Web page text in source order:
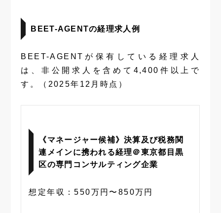
BEET-AGENTの経理求人例
BEET-AGENTが保有している経理求人
は、非公開求人を含めて4,400件以上で
す。（2025年12月時点）
《マネージャー候補》決算及び税務関
連メインに携われる経理＠東京都目黒
区の専門コンサルティング企業
想定年収：550万円〜850万円